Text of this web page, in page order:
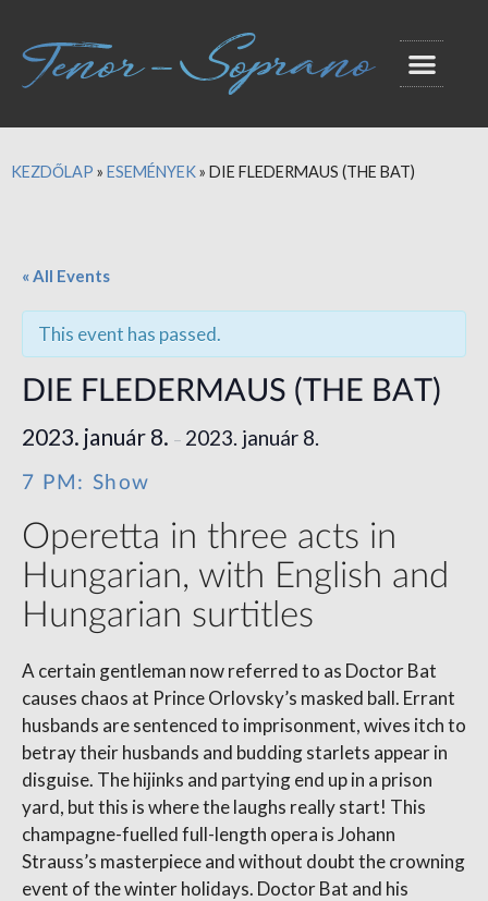
KEZDŐLAP » ESEMÉNYEK» DIE FLEDERMAUS (THE BAT)
« All Events
This event has passed.
DIE FLEDERMAUS (THE BAT)
2023. január 8. – 2023. január 8.
7 PM: Show
Operetta in three acts in
Hungarian, with English and
Hungarian surtitles
A certain gentleman now referred to as Doctor Bat
causes chaos at Prince Orlovsky’s masked ball. Errant
husbands are sentenced to imprisonment, wives itch to
betray their husbands and budding starlets appear in
disguise. The hijinks and partying end up in a prison
yard, but this is where the laughs really start! This
champagne-fuelled full-length opera is Johann
Strauss’s masterpiece and without doubt the crowning
event of the winter holidays. Doctor Bat and his